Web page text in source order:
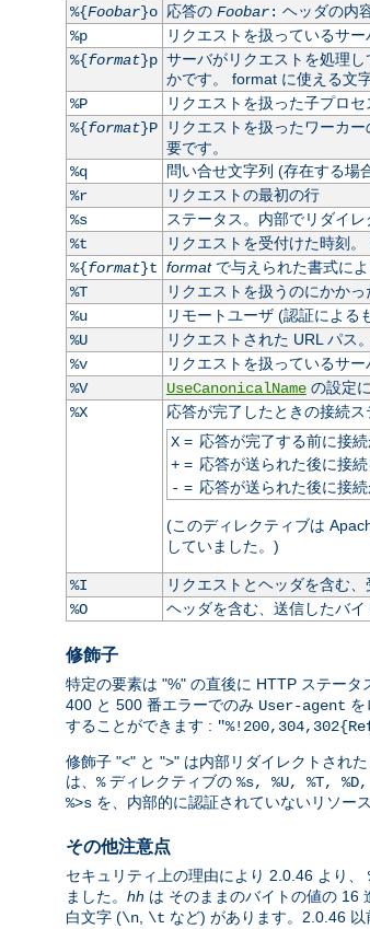
%{Foobar}o 応答の Foobar: ヘッダの内
%p
リクエストを扱っているサ
%{format}p サーバがリクエストを処理
かです。 format に使える文
%P
リクエストを扱った子プロ
%{format}P リクエストを扱ったワーカ
要です。
%q
問い合せ文字列 (存在する場
%r
リクエストの最初の行
%s
ステータス。内部でリダイ
%t
リクエストを受付けた時刻
%{format}t formatで与えられた書式に
%T
リクエストを扱うのにかか
%u
リモートユーザ (認証による
%U
リクエストされた URL パス
%v
リクエストを扱っているサ
%V
UseCanonicalNameの設定
%X
応答が完了したときの接続ス
X= 応答が完了する前に接
+= 応答が送られた後に接
- = 応答が送られた後に接
(このディレクティブは
していました。)
%I リクエストとヘッダを含む
%O
ヘッダを含む、送信したバ
修飾子
特定の要素は "%" の直後に HTTP ステー
400 と 500 番エラーでのみ User-agent を
することができます :
修飾子 "<" と ">" は内部リダイレクトされ
は、 %ディレクティブの %s, %U, %T,
%>s を、内部的に認証されていないリソー
その他注意点
セキュリティ上の理由により 2.0.46 より、
ました。 hh は そのままのバイトの値の 16
白文字 (\n, \t など) があります。2.0.46